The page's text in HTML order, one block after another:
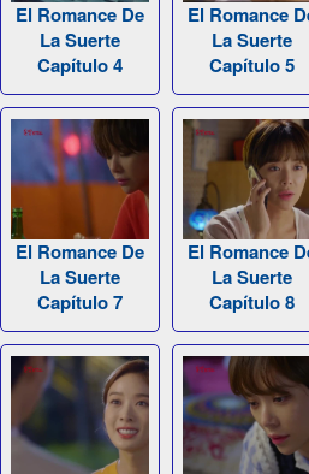
El Romance De
La Suerte
Capítulo 4
El Romance
La Suerte
Capítulo 5
El Romance De
La Suerte
Capítulo 7
El Romance
La Suerte
Capítulo 8